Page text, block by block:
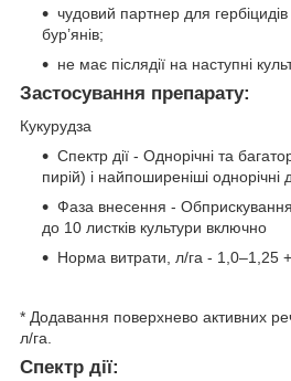
чудовий партнер для
бур’янів;
не має післядії на наступні
Застосування препарату:
Кукурудза
Спектр дії - Однорічні та
пирій) і найпоширеніші однорічні
Фаза внесення - Обприскування
до 10 листків культури включно
Норма витрати, л/га - 1,0–1,25
* Додавання поверхнево активних
л/га.
Спектр дії: